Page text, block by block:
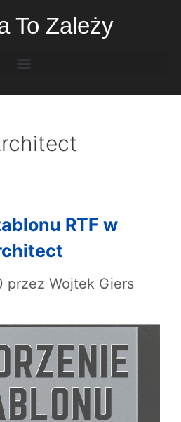
To Zależy
RTF w
przez Wojtek Giers